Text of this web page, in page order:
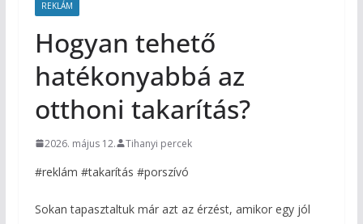
REKLÁM
Hogyan tehető
hatékonyabbá az
otthoni takarítás?
2026. május 12. Tihanyi percek
#reklám #takarítás #porszívó
Sokan tapasztaltuk már azt az érzést, amikor egy jól